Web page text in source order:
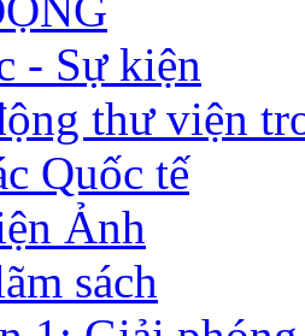
- Sự kiện
thư viện
Quốc tế
Ảnh
sách